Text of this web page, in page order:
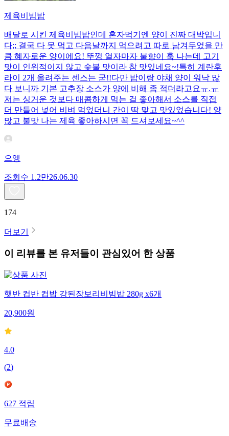
제육비빔밥
배달로 시킨 제육비빔밥인데 혼자먹기엔 양이 진짜 대박입니
다;; 결국 다 못 먹고 다음날까지 먹으려고 따로 남겨두었을 만
큼 혜자로운 양이에요! 뚜껑 열자마자 불향이 훅 나는데 고기
맛이 인위적이지 않고 숯불 맛이라 참 맛있네요~!특히 계란후
라이 2개 올려주는 센스는 굳!! ​다만 밥이랑 야채 양이 워낙 많
다 보니까 기본 고추장 소스가 양에 비해 좀 적더라고요ㅠ.ㅠ
저는 싱거운 것보다 매콤하게 먹는 걸 좋아해서 소스를 직접
더 만들어 넣어 비벼 먹었더니 간이 딱 맞고 맛있었습니다! 양
많고 불맛 나는 제육 좋아하시면 꼭 드셔보세요~^^
으앵
조회수 1.2만26.06.30
174
더보기
이 리뷰를 본 유저들이 관심있어 한 상품
햇반 컵반 컵밥 강된장보리비빔밥 280g x6개
20,900원
4.0
(2)
627 적립
무료배송